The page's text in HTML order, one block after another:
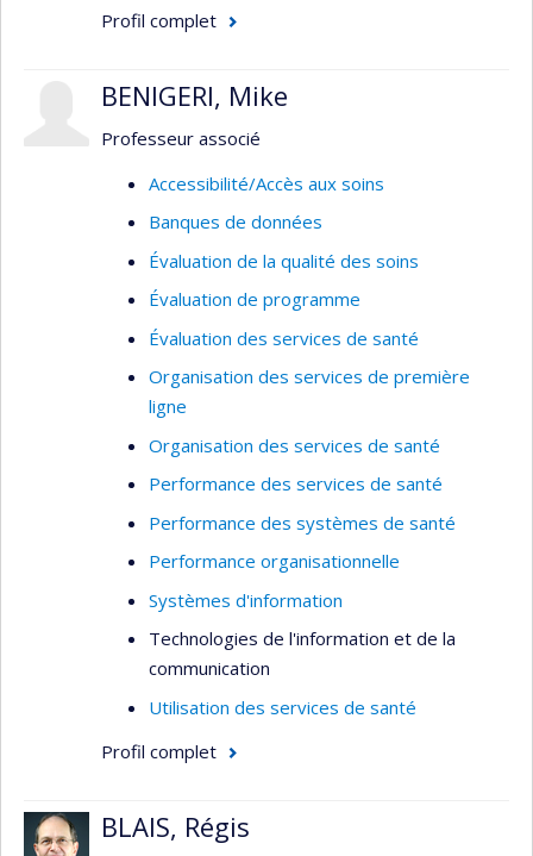
Profil complet
BENIGERI, Mike
Professeur associé
Accessibilité/Accès aux soins
Banques de données
Évaluation de la qualité des soins
Évaluation de programme
Évaluation des services de santé
Organisation des services de première
ligne
Organisation des services de santé
Performance des services de santé
Performance des systèmes de santé
Performance organisationnelle
Systèmes d'information
Technologies de l'information et de la
communication
Utilisation des services de santé
Profil complet
BLAIS, Régis